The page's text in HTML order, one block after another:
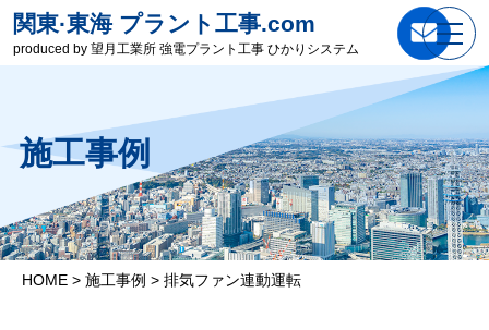
関東·東海 プラント工事.com
produced by 望月工業所 強電プラント工事 ひかりシステム
施工事例
HOME > 施工事例 > 排気ファン連動運転